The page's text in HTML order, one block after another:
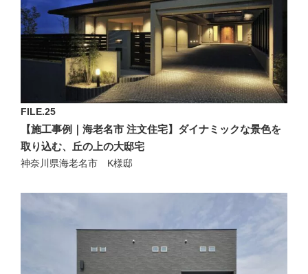
FILE.25
【施工事例｜海老名市 注文住宅】ダイナミックな景色を
取り込む、丘の上の大邸宅
神奈川県海老名市 K様邸